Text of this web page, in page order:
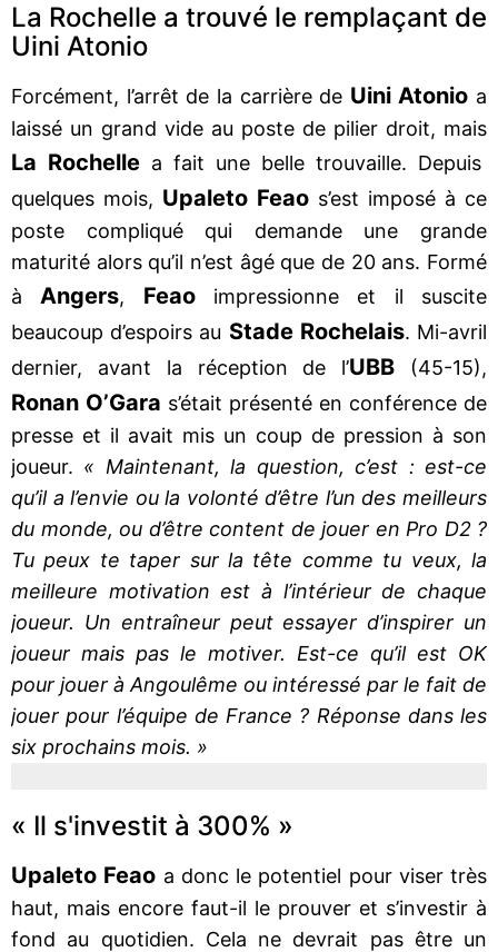
La Rochelle a trouvé le remplaçant de
Uini Atonio
Forcément, l’arrêt de la carrière de Uini Atonio a
laissé un grand vide au poste de pilier droit, mais
La Rochelle a fait une belle trouvaille. Depuis
quelques mois, Upaleto Feao s’est imposé à ce
poste compliqué qui demande une grande
maturité alors qu’il n’est âgé que de 20 ans. Formé
à Angers, Feaoimpressionne et il suscite
beaucoup d’espoirs au Stade Rochelais. Mi-avril
dernier, avant la réception de l’UBB (45-15),
Ronan O’Gara s’était présenté en conférence de
presse et il avait mis un coup de pression à son
joueur. « Maintenant, la question, c’est : est-ce
qu’il a l’envie ou la volonté d’être l’un des meilleurs
du monde, ou d’être content de jouer en Pro D2 ?
Tu peux te taper sur la tête comme tu veux, la
meilleure motivation est à l’intérieur de chaque
joueur. Un entraîneur peut essayer d’inspirer un
joueur mais pas le motiver. Est-ce qu’il est OK
pour jouer à Angoulême ou intéressé par le fait de
jouer pour l’équipe de France ? Réponse dans les
six prochains mois. »
« Il s'investit à 300% »
Upaleto Feao a donc le potentiel pour viser très
haut, mais encore faut-il le prouver et s’investir à
fond au quotidien. Cela ne devrait pas être un